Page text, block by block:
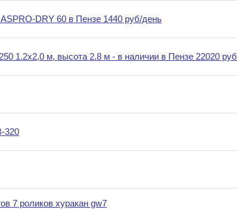
DRY 60 в Пензе 1440 руб/день
1.2х2,0 м, высота 2.8 м - в наличии в Пензе 22020 руб
320
7 роликов хуракан gw7